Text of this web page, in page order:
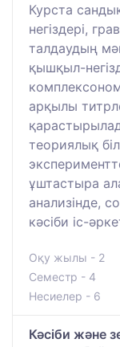
Курста
негіздері,
талдаудың
қышқыл-
арқылы
теориялық
ұштастыра
анализінде,
кәсіби іс-
Оқу жылы - 2
Семестр - 4
Несиелер - 6
Кәсіби және